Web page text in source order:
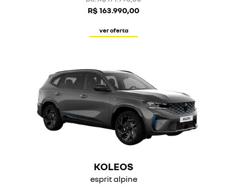
R$ 163.990,00
ver oferta
KOLEOS
esprit alpine